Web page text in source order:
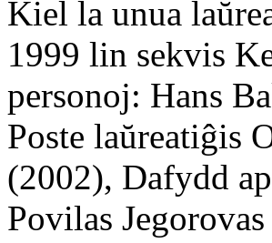
Kiel la unua
1999 lin sekvis
personoj: Hans
Poste laŭreatiĝis
(2002), Dafydd
Povilas